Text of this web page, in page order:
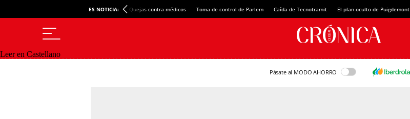
ES NOTICIA: Quejas contra médicos Toma de control de Parlem Caída de Tecnotramit El plan oculto de Puigdemont
Leer en Castellano
Pásate al MODO AHORRO